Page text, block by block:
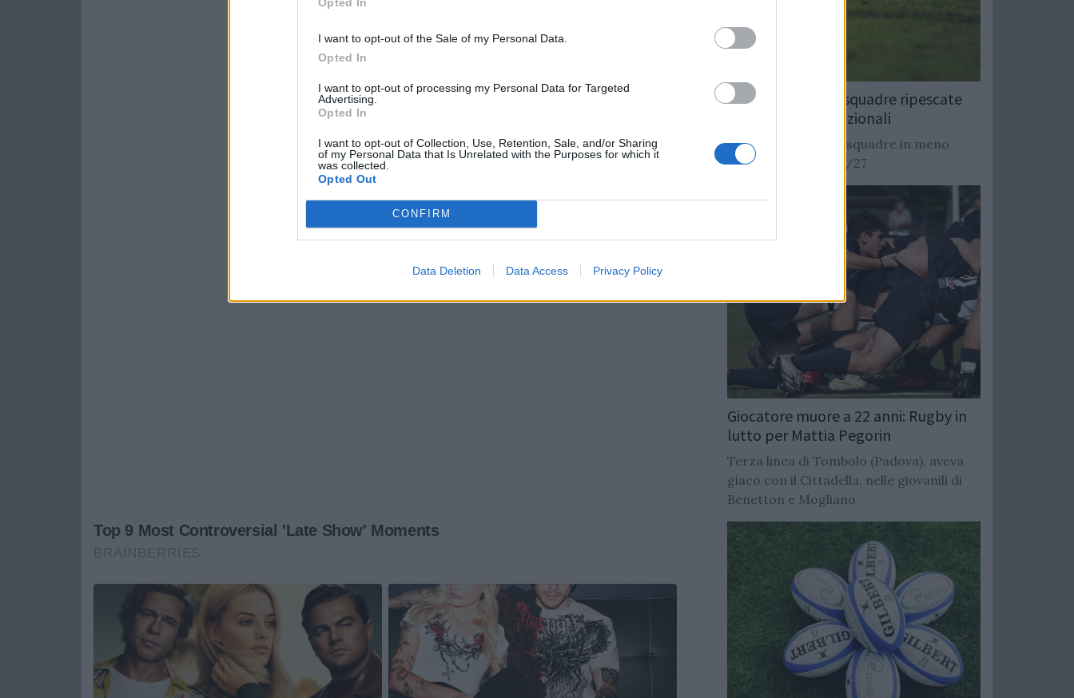
I want to opt-out of the Sale of my Personal Data.
Opted In
I want to opt-out of processing my Personal Data for Targeted
Advertising.
Opted In
I want to opt-out of Collection, Use, Retention, Sale, and/or Sharing
of my Personal Data that Is Unrelated with the Purposes for which it
was collected.
Opted Out
CONFIRM
Data Deletion Data Access Privacy Policy
Rugby: Record di squadre ripescate
nei campionati nazionali
Si stimano oltre 20 squadre in meno
dalla stagione 2026/27
Giocatore muore a 22 anni: Rugby in
lutto per Mattia Pegorin
Terza linea di Tombolo (Padova), aveva
giaco con il Cittadella, nelle giovanili di
Benetton e Mogliano